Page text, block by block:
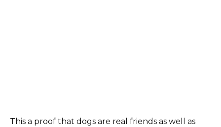
This a proof that dogs are real friends as well as